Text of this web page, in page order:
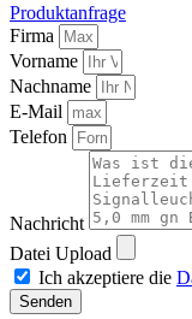
Produktanfrage
Firma
Vorname
Nachname
E-Mail
Telefon
Nachricht
Datei Upload
Ich akzeptiere die
Senden